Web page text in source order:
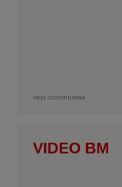
vezi continuarea
VIDEO BM